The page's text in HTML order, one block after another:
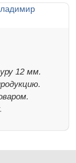
12 мм.